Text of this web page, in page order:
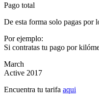
Pago total
De esta forma solo pagas por
Por ejemplo:
Si contratas tu pago por
March
Active 2017
Encuentra tu tarifa aqui